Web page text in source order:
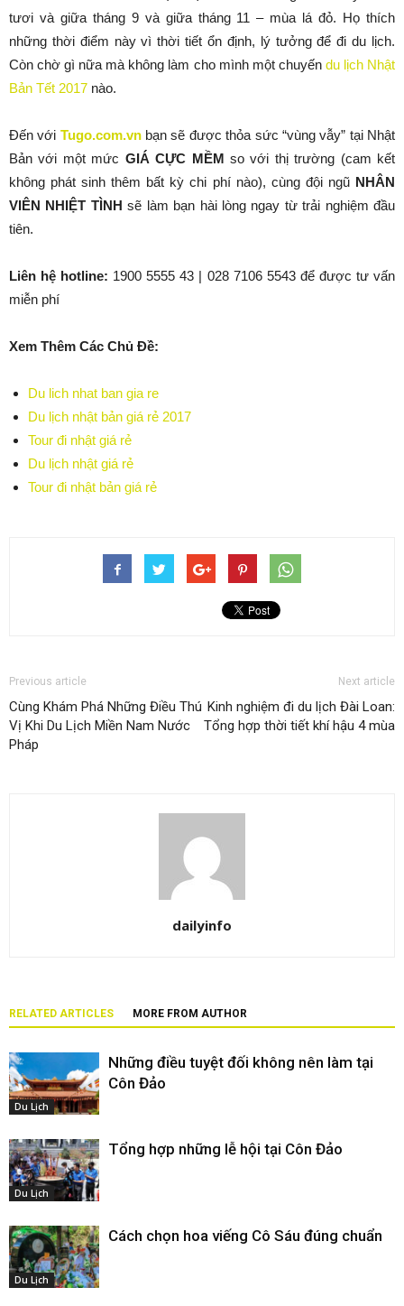
tươi và giữa tháng 9 và giữa tháng 11 – mùa lá đỏ. Họ thích
những thời điểm này vì thời tiết ổn định, lý tưởng để đi du lịch.
Còn chờ gì nữa mà không làm cho mình một chuyến du lịch Nhật
Bản Tết 2017 nào.
Đến với Tugo.com.vnbạn sẽ được thỏa sức “vùng vẫy” tại Nhật
Bản với một mức GIÁ CỰC MỀM so với thị trường (cam kết
không phát sinh thêm bất kỳ chi phí nào), cùng đội ngũ NHÂN
VIÊN NHIỆT TÌNH sẽ làm bạn hài lòng ngay từ trải nghiệm đầu
tiên.
Liên hệ hotline: 1900 5555 43 | 028 7106 5543 để được tư vấn
miễn phí
Xem Thêm Các Chủ Đề:
Du lich nhat ban gia re
Du lịch nhật bản giá rẻ 2017
Tour đi nhật giá rẻ
Du lịch nhật giá rẻ
Tour đi nhật bản giá rẻ
Previous article
Cùng Khám Phá Những Điều Thú
Vị Khi Du Lịch Miền Nam Nước
Pháp
Next article
Kinh nghiệm đi du lịch Đài Loan:
Tổng hợp thời tiết khí hậu 4 mùa
dailyinfo
RELATED ARTICLES MORE FROM AUTHOR
Du Lịch
Những điều tuyệt đối không nên làm tại
Côn Đảo
Du Lịch
Tổng hợp những lễ hội tại Côn Đảo
Du Lịch
Cách chọn hoa viếng Cô Sáu đúng chuẩn